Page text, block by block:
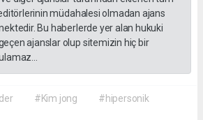
müdahalesi olmadan ajans
Bu haberlerde yer alan hukuki
ajanslar olup sitemizin hiç bir
#Kim jong
#hipersonik